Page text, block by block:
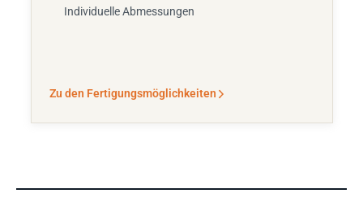
Individuelle Abmessungen
Zu den Fertigungsmöglichkeiten